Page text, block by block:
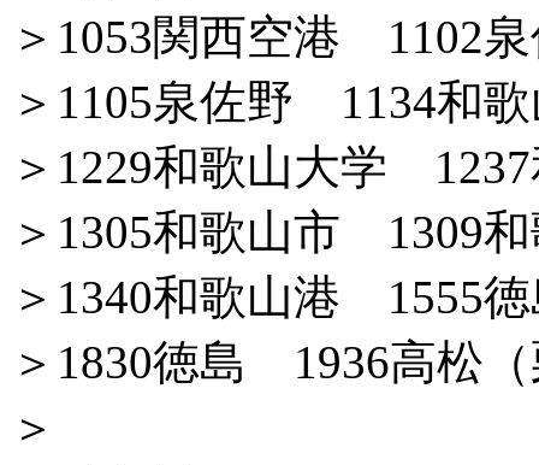
＞1053関西空港 1102
＞1105泉佐野 1134和
＞1229和歌山大学
＞1305和歌山市 1309
＞1340和歌山港 1555
＞1830徳島 1936高松
＞